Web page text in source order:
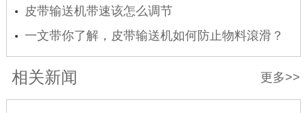
皮带输送机带速该怎么调节
一文带你了解，皮带输送机如何防止物料滾滑？
更多>>
相关新闻